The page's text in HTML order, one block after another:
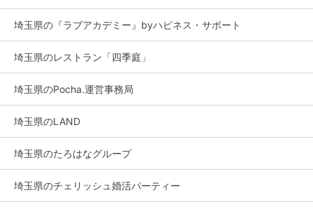
埼玉県の『ラブアカデミー』byハピネス・サポート
埼玉県のレストラン「四季庭」
埼玉県のPocha.運営事務局
埼玉県のLAND
埼玉県のたろはなグループ
埼玉県のチェリッシュ婚活パーティー